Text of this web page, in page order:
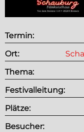
Termin:
Ort:
Thema:
Festivalleitung:
Plätze:
Besucher: